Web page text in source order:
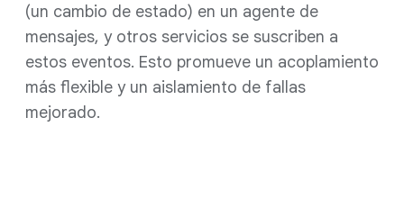
(un cambio de estado) en un agente de
mensajes, y otros servicios se suscriben a
estos eventos. Esto promueve un acoplamiento
más flexible y un aislamiento de fallas
mejorado.